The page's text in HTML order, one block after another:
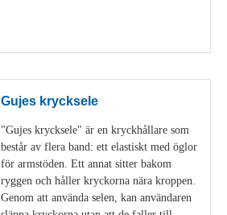
Gujes krycksele
"Gujes krycksele" är en kryckhållare som
består av flera band: ett elastiskt med öglor
för armstöden. Ett annat sitter bakom
ryggen och håller kryckorna nära kroppen.
Genom att använda selen, kan användaren